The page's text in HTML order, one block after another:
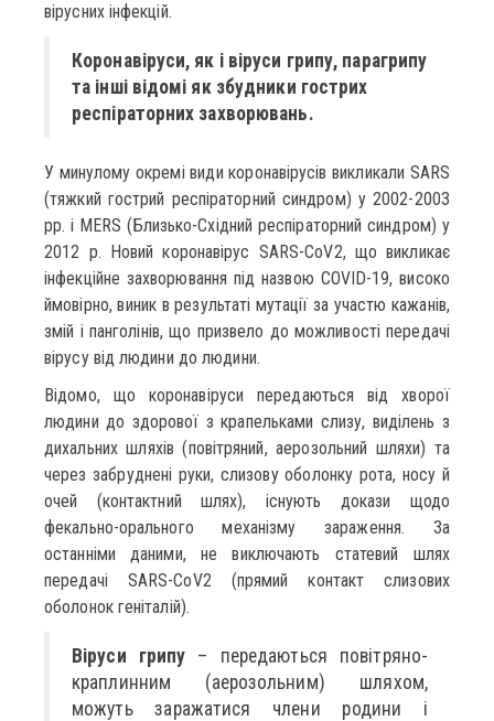
вірусних інфекцій.
Коронавіруси, як і віруси грипу, парагрипу
та інші відомі як збудники гострих
респіраторних захворювань.
У минулому окремі види коронавірусів викликали SARS
(тяжкий гострий респіраторний синдром) у 2002-2003
рр. і MERS (Близько-Східний респіраторний синдром) у
2012 р. Новий коронавірус SARS-CoV2, що викликає
інфекційне захворювання під назвою COVID-19, високо
ймовірно, виник в результаті мутації за участю кажанів,
змій і панголінів, що призвело до можливості передачі
вірусу від людини до людини.
Відомо, що коронавіруси передаються від хворої
людини до здорової з крапельками слизу, виділень з
дихальних шляхів (повітряний, аерозольний шляхи) та
через забруднені руки, слизову оболонку рота, носу й
очей (контактний шлях), існують докази щодо
фекально-орального механізму зараження. За
останніми даними, не виключають статевий шлях
передачі SARS-CoV2 (прямий контакт слизових
оболонок геніталій).
Віруси грипу – передаються повітряно-
краплинним (аерозольним) шляхом,
можуть заражатися члени родини і